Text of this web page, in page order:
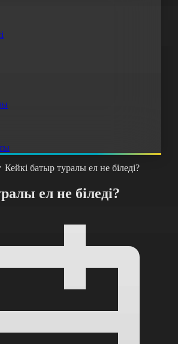
Кейкі батыр туралы ел не біледі?
ел не біледі?